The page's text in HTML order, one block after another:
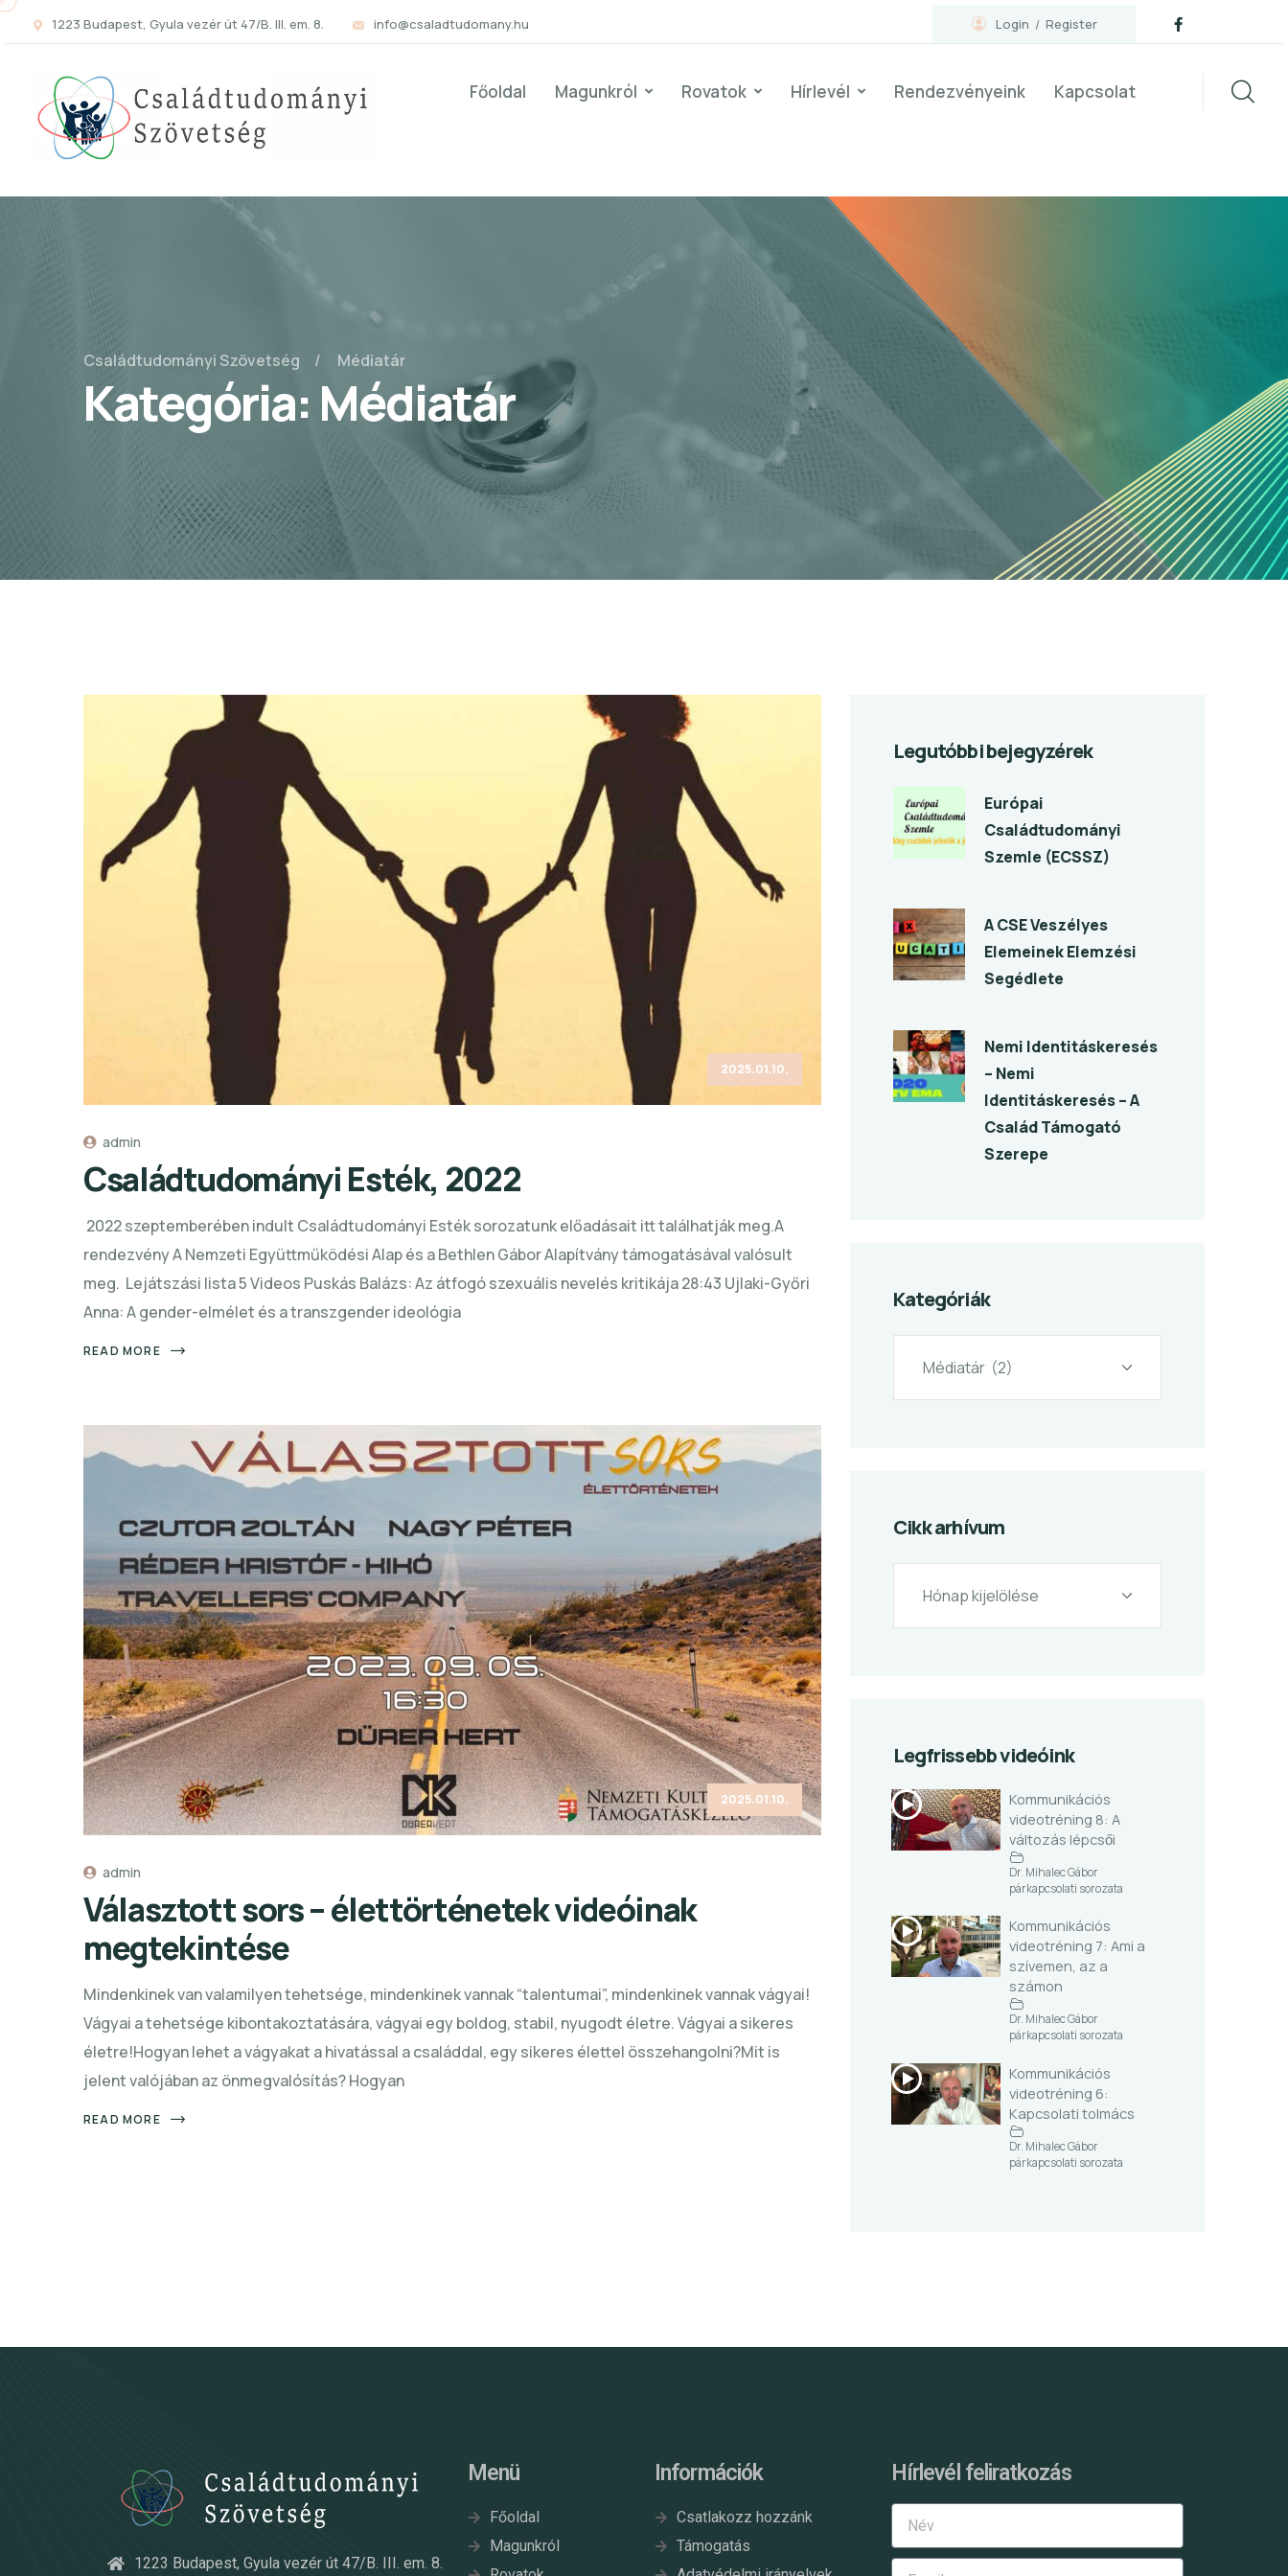
1223 Budapest, Gyula vezér út 47/B. III. em. 8. info@csaladtudomany.hu Login Register
Főoldal Magunkról Rovatok Hírlevél Rendezvényeink Kapcsolat
Családtudományi Szövetség Médiatár
Kategória: Médiatár
2025.01.10.
admin
Családtudományi Esték, 2022
2022 szeptemberében indult Családtudományi Esték sorozatunk előadásait itt találhatják meg.A
rendezvény A Nemzeti Együttműködési Alap és a Bethlen Gábor Alapítvány támogatásával valósult
meg. Lejátszási lista 5 Videos Puskás Balázs: Az átfogó szexuális nevelés kritikája 28:43 Ujlaki-Győri
Anna: A gender-elmélet és a transzgender ideológia
READ MORE
2025.01.10.
admin
Választott sors – élettörténetek videóinak
megtekintése
Mindenkinek van valamilyen tehetsége, mindenkinek vannak “talentumai”, mindenkinek vannak vágyai!
Vágyai a tehetsége kibontakoztatására, vágyai egy boldog, stabil, nyugodt életre. Vágyai a sikeres
életre!Hogyan lehet a vágyakat a hivatással a családdal, egy sikeres élettel összehangolni?Mit is
jelent valójában az önmegvalósítás? Hogyan
READ MORE
Legutóbbi bejegyzérek
Európai
Családtudományi
Szemle (ECSSZ)
A CSE Veszélyes
Elemeinek Elemzési
Segédlete
Nemi Identitáskeresés
– Nemi
Identitáskeresés – A
Család Támogató
Szerepe
Kategóriák
Cikk arhívum
Legfrissebb videóink
Kommunikációs
videotréning 8: A
változás lépcsői
Dr. Mihalec Gábor
párkapcsolati sorozata
Kommunikációs
videotréning 7: Ami a
szívemen, az a
számon
Dr. Mihalec Gábor
párkapcsolati sorozata
Kommunikációs
videotréning 6:
Kapcsolati tolmács
Dr. Mihalec Gábor
párkapcsolati sorozata
1223 Budapest, Gyula vezér út 47/B. III. em. 8.
Menü
Főoldal
Magunkról
Információk
Csatlakozz hozzánk
Támogatás
Hírlevél feliratkozás